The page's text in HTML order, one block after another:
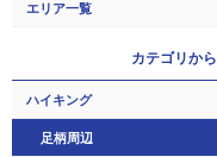
エリア一覧
カテゴリから
ハイキング
足柄周辺